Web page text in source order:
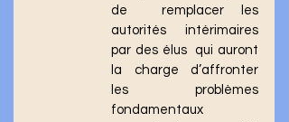
de  remplacer les
autorités intérimaires
par des élus  qui auront
la charge d’affronter
les problèmes
fondamentaux